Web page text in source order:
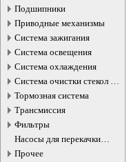
Подшипники
Приводные механизмы
Система зажигания
Система освещения
Система охлаждения
Система очистки стекол и
фар
Тормозная система
Трансмиссия
Фильтры
Насосы для перекачки
жидкостей
Прочее